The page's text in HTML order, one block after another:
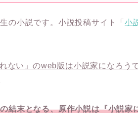
の小説です。小説投稿サイト「小
れない」のweb版は小説家になろう
結末となる、原作小説は『小説家